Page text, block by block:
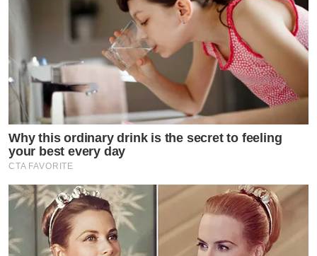
Why this ordinary drink is the secret to feeling
your best every day
CTA FAVORITE